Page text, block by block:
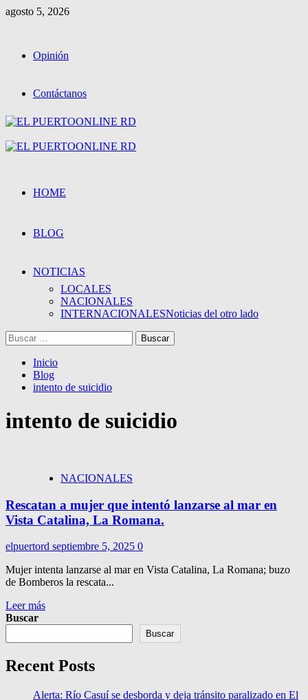
Saltar
agosto 5, 2026
Opinión
Contáctanos
Menú
HOME
BLOG
NOTICIAS
LOCALES
NACIONALES
INTERNACIONALESNoticias del otro lado
Buscar:
Inicio
Blog
intento de suicidio
intento de suicidio
NACIONALES
Rescatan a mujer que intentó lanzarse al mar en
Vista Catalina, La Romana.
elpuertord septiembre 5, 2025 0
Mujer intenta lanzarse al mar en Vista Catalina, La Romana; buzo
de Bomberos la rescata...
Leer más
Buscar
Buscar
Recent Posts
Alerta: Río Casuí se desborda y deja tránsito paralizado en El